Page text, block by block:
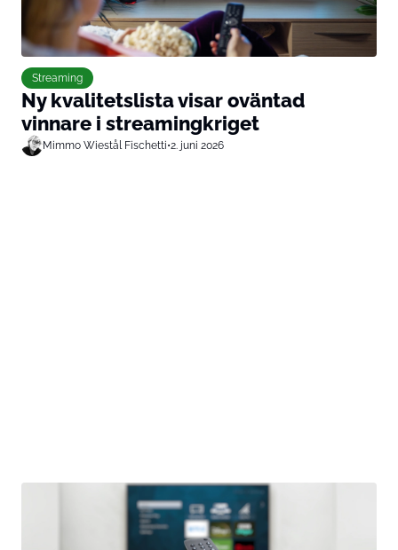
Streaming
Ny kvalitetslista visar oväntad
vinnare i streamingkriget
Mimmo Wiestål Fischetti•2. juni 2026